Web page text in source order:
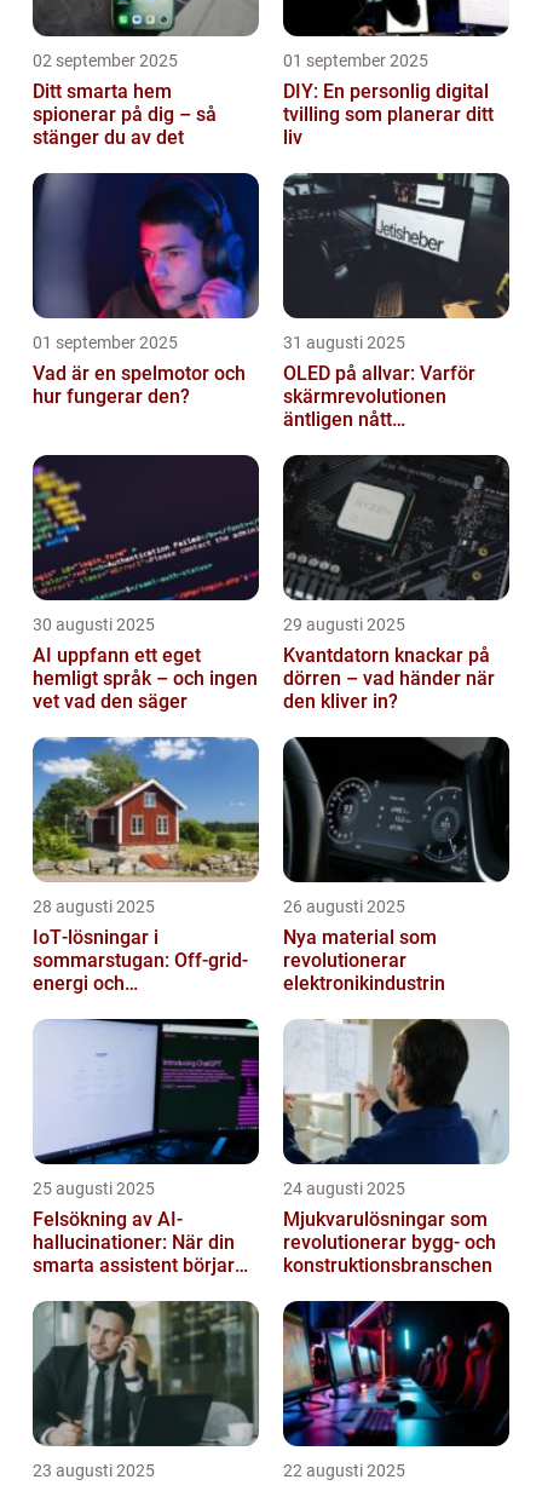
02 september 2025
Ditt smarta hem
spionerar på dig – så
stänger du av det
01 september 2025
DIY: En personlig digital
tvilling som planerar ditt
liv
01 september 2025
Vad är en spelmotor och
hur fungerar den?
31 augusti 2025
OLED på allvar: Varför
skärmrevolutionen
äntligen nått
30 augusti 2025
AI uppfann ett eget
hemligt språk – och ingen
vet vad den säger
29 augusti 2025
Kvantdatorn knackar på
dörren – vad händer när
den kliver in?
28 augusti 2025
IoT‑lösningar i
sommarstugan: Off‑grid-
energi och
26 augusti 2025
Nya material som
revolutionerar
elektronikindustrin
25 augusti 2025
Felsökning av AI-
hallucinationer: När din
smarta assistent börjar
24 augusti 2025
Mjukvarulösningar som
revolutionerar bygg- och
konstruktionsbranschen
23 augusti 2025 22 augusti 2025